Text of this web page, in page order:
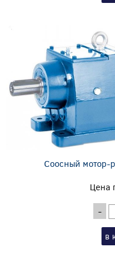
Соосный мотор-
Цена
-
в